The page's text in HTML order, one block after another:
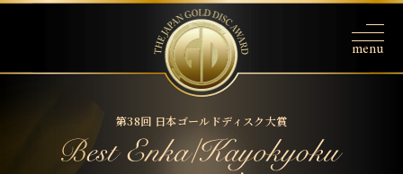
第38回 日本ゴールドディスク大賞